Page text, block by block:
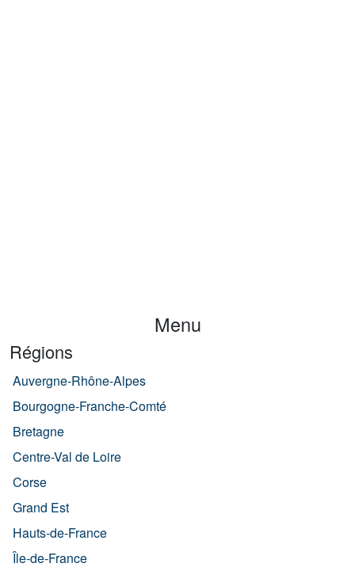
Menu
Régions
Auvergne-Rhône-Alpes
Bourgogne-Franche-Comté
Bretagne
Centre-Val de Loire
Corse
Grand Est
Hauts-de-France
Île-de-France